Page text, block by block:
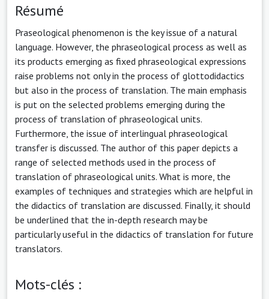
Résumé
Praseological phenomenon is the key issue of a natural
language. However, the phraseological process as well as
its products emerging as fixed phraseological expressions
raise problems not only in the process of glottodidactics
but also in the process of translation. The main emphasis
is put on the selected problems emerging during the
process of translation of phraseological units.
Furthermore, the issue of interlingual phraseological
transfer is discussed. The author of this paper depicts a
range of selected methods used in the process of
translation of phraseological units. What is more, the
examples of techniques and strategies which are helpful in
the didactics of translation are discussed. Finally, it should
be underlined that the in-depth research may be
particularly useful in the didactics of translation for future
translators.
Mots-clés :